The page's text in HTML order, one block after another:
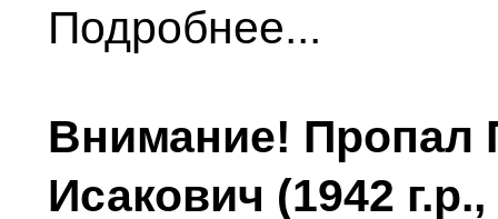
Подробнее...
Внимание! Пропал
Исакович (1942